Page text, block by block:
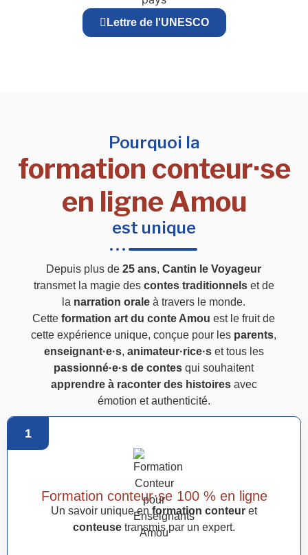
Lettre de l'UNESCO
Pourquoi la
formation conteur·se
en ligne Amou
est unique
Depuis plus de25 ans,Cantin le Voyageur
transmet la magie des contes traditionnelset de
la narration orale à travers le monde.
Cetteformation art du conte Amou est le fruit de
cette expérience unique, conçue pour les parents,
enseignant·e·s, animateur·rice·set tous les
passionné·e·s de contes qui souhaitent
apprendre à raconter des histoiresavec
émotion et authenticité.
1
Formation conteur·se 100 % en ligne
Un savoir unique en formation conteur et
conteuse transmis par un expert.